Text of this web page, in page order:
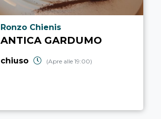
Località punto di interesse
Ronzo Chienis
ANTICA GARDUMO
chiuso (Apre alle 19:00)